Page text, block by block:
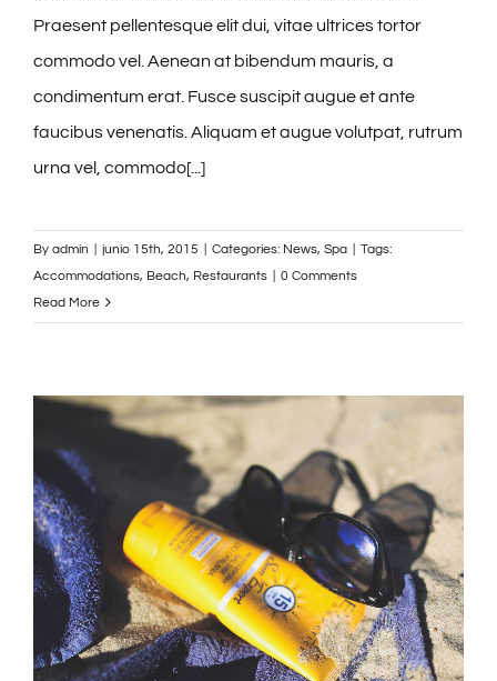
Praesent pellentesque elit dui, vitae ultrices tortor
commodo vel. Aenean at bibendum mauris, a
condimentum erat. Fusce suscipit augue et ante
faucibus venenatis. Aliquam et augue volutpat, rutrum
urna vel, commodo[...]
By admin junio 15th, 2015 Categories: News, Spa
Tags:
Accommodations, Beach, Restaurants
0 Comments
Read More